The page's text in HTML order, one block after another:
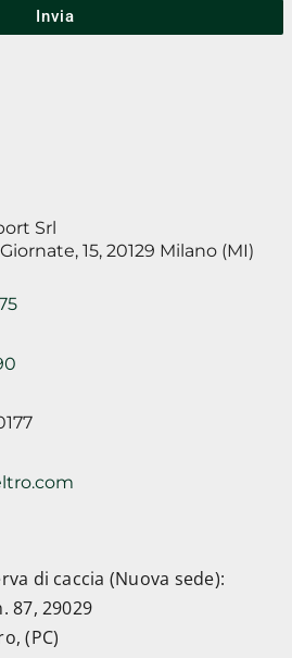
Srl
15, 20129 Milano (MI)
di caccia (Nuova sede):
87, 29029
(PC)